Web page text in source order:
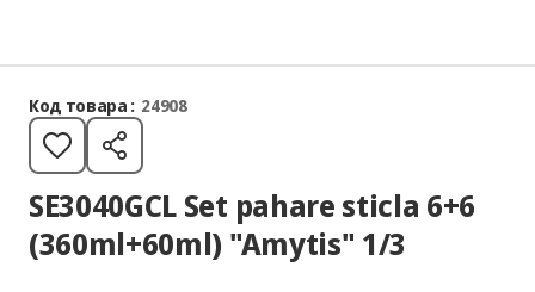
Код товара : 24908
SE3040GCL Set pahare sticla 6+6
(360ml+60ml) "Amytis" 1/3